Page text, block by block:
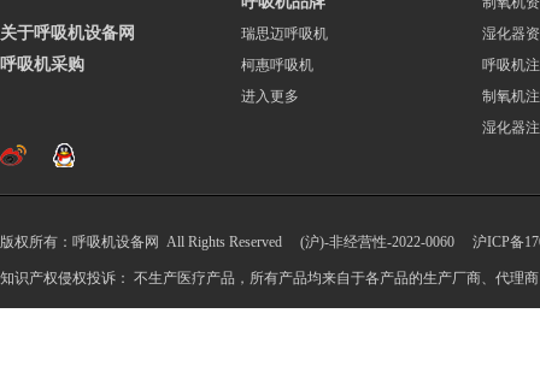
关于呼吸机设备网
呼吸机采购
瑞思迈呼吸机
柯惠呼吸机
进入更多
湿化器
呼吸机
制氧机
湿化器
版权所有：呼吸机设备网 All Rights Reserved (沪)-非经营性-2022-0060 沪ICP备
知识产权侵权投诉： 不生产医疗产品，所有产品均来自于各产品的生产厂商、代理